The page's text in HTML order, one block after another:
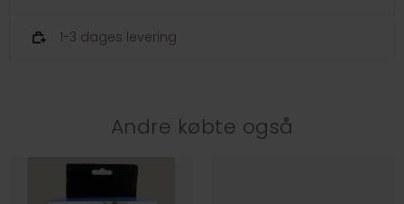
1-3 dages levering
Andre købte også